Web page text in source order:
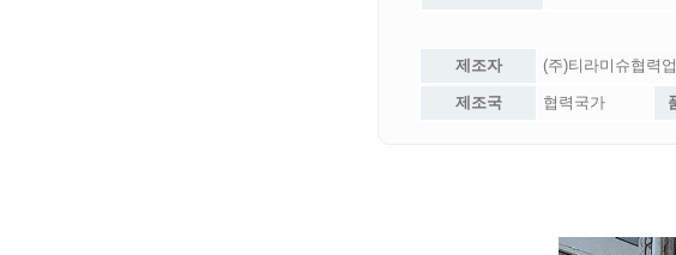
제조자 (주)티라미슈협력
제조국 협력국가